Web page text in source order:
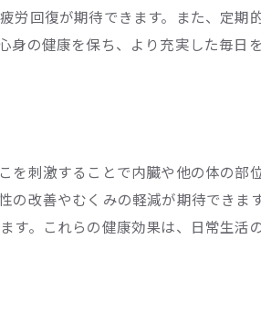
労回復が期待できます。また、定期
身の健康を保ち、より充実した毎日
を刺激することで内臓や他の体の部
の改善やむくみの軽減が期待できま
す。これらの健康効果は、日常生活